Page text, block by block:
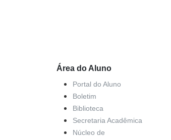
Área do Aluno
Portal do Aluno
Boletim
Biblioteca
Secretaria Acadêmica
Núcleo de